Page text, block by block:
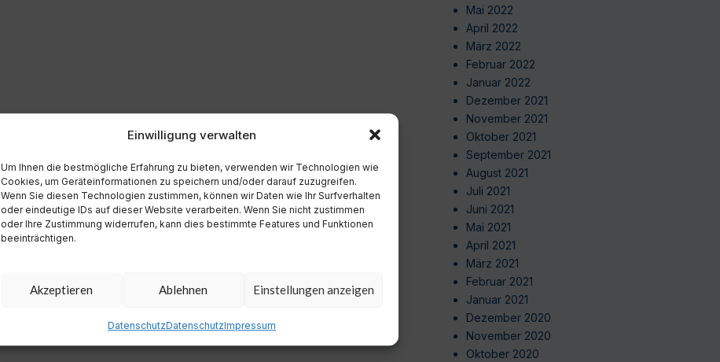
Einwilligung verwalten
Um Ihnen die bestmögliche Erfahrung zu bieten, verwenden wir Technologien wie
Cookies, um Geräteinformationen zu speichern und/oder darauf zuzugreifen.
Wenn Sie diesen Technologien zustimmen, können wir Daten wie Ihr Surfverhalten
oder eindeutige IDs auf dieser Website verarbeiten. Wenn Sie nicht zustimmen
oder Ihre Zustimmung widerrufen, kann dies bestimmte Features und Funktionen
beeinträchtigen.
Akzeptieren Ablehnen Einstellungen anzeigen
DatenschutzDatenschutzImpressum
Mai 2022
April 2022
März 2022
Februar 2022
Januar 2022
Dezember 2021
November 2021
Oktober 2021
September 2021
August 2021
Juli 2021
Juni 2021
Mai 2021
April 2021
März 2021
Februar 2021
Januar 2021
Dezember 2020
November 2020
Oktober 2020